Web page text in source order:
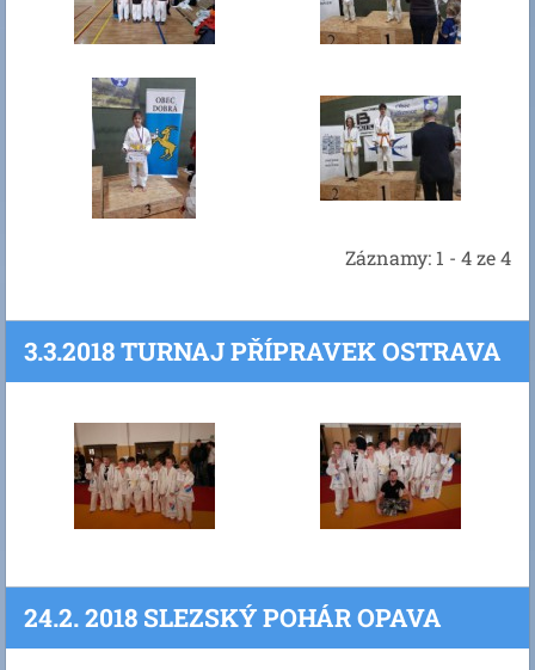
Záznamy: 1 - 4 ze 4
3.3.2018 TURNAJ PŘÍPRAVEK OSTRAVA
24.2. 2018 SLEZSKÝ POHÁR OPAVA